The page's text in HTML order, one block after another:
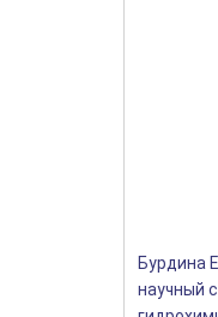
Бурдина
научный